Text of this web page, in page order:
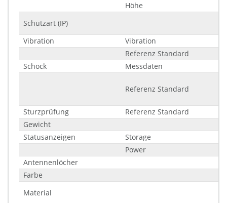
Höhe
Schutzart (IP)
Vibration
Vibration
Referenz Standard
Schock
Messdaten
Referenz Standard
Sturzprüfung
Referenz Standard
Gewicht
Statusanzeigen
Storage
Power
Antennenlöcher
Farbe
Material